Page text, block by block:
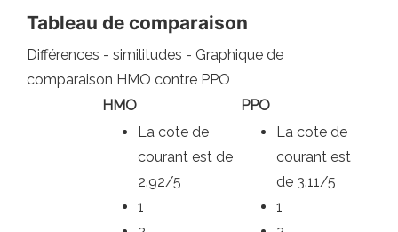
Tableau de comparaison
Différences - similitudes - Graphique de
comparaison HMO contre PPO
HMO
PPO
La cote de
courant est de
2.92/5
1
La cote de
courant est
de 3.11/5
1